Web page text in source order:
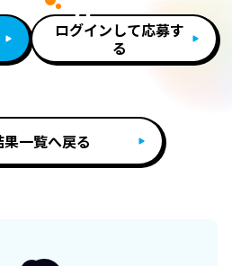
ログインして応募す
る
一覧へ戻る